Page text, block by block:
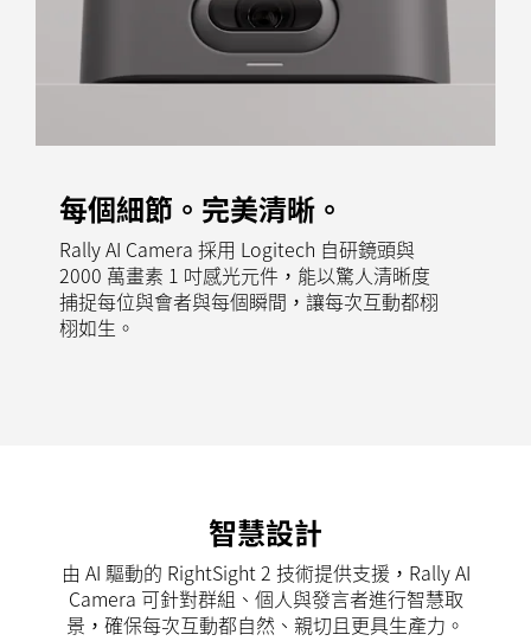
每個細節。完美清晰。
Rally AI Camera 採用 Logitech 自研鏡頭與
2000 萬畫素 1 吋感光元件，能以驚人清晰度
捕捉每位與會者與每個瞬間，讓每次互動都栩
栩如生。
智慧設計
由 AI 驅動的 RightSight 2 技術提供支援，Rally AI
Camera 可針對群組、個人與發言者進行智慧取
景，確保每次互動都自然、親切且更具生產力。